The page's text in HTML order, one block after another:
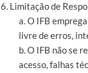
6. Limitação de
a. O IFB
livre de erros,
b. O IFB não se
acesso, falhas